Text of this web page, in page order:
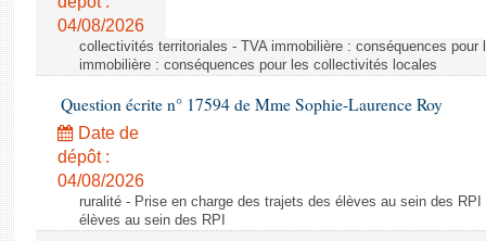
04/08/2026
collectivités territoriales - TVA immobilière : conséquences
immobilière : conséquences pour les collectivités locales
Question écrite n° 17594 de Mme Sophie-Laurence Roy
Date de
dépôt :
04/08/2026
ruralité - Prise en charge des trajets des élèves au sein des
élèves au sein des RPI